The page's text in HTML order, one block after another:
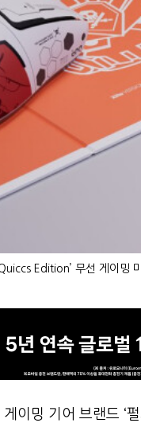
Edition’ 무선 게이밍
이밍 기어 브랜드 ‘